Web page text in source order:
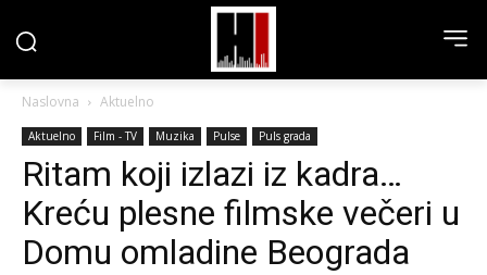
Naslovna Aktuelno
Aktuelno Film - TV Muzika Pulse Puls grada
Ritam koji izlazi iz kadra…
Kreću plesne filmske večeri u
Domu omladine Beograda